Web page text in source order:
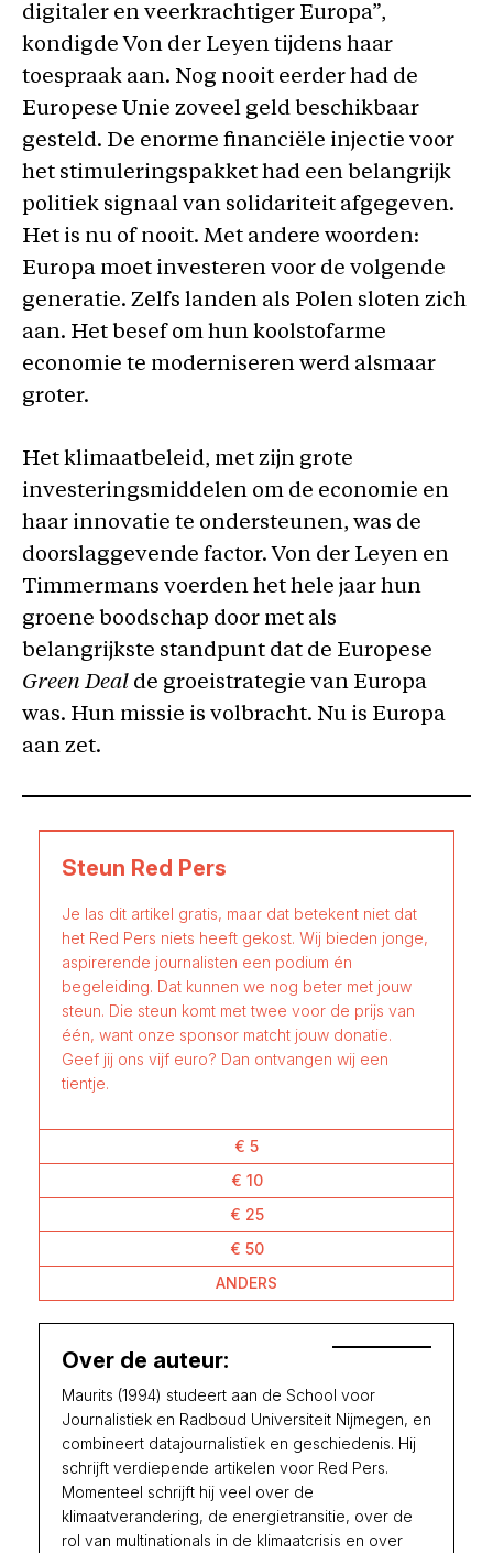
digitaler en veerkrachtiger Europa”,
kondigde Von der Leyen tijdens haar
toespraak aan. Nog nooit eerder had de
Europese Unie zoveel geld beschikbaar
gesteld. De enorme financiële injectie voor
het stimuleringspakket had een belangrijk
politiek signaal van solidariteit afgegeven.
Het is nu of nooit. Met andere woorden:
Europa moet investeren voor de volgende
generatie. Zelfs landen als Polen sloten zich
aan. Het besef om hun koolstofarme
economie te moderniseren werd alsmaar
groter.
Het klimaatbeleid, met zijn grote
investeringsmiddelen om de economie en
haar innovatie te ondersteunen, was de
doorslaggevende factor. Von der Leyen en
Timmermans voerden het hele jaar hun
groene boodschap door met als
belangrijkste standpunt dat de Europese
Green Deal de groeistrategie van Europa
was. Hun missie is volbracht. Nu is Europa
aan zet.
Steun Red Pers
Je las dit artikel gratis, maar dat betekent niet dat
het Red Pers niets heeft gekost. Wij bieden jonge,
aspirerende journalisten een podium én
begeleiding. Dat kunnen we nog beter met jouw
steun. Die steun komt met twee voor de prijs van
één, want onze sponsor matcht jouw donatie.
Geef jij ons vijf euro? Dan ontvangen wij een
tientje.
€ 5
€ 10
€ 25
€ 50
ANDERS
Over de auteur:
Maurits (1994) studeert aan de School voor
Journalistiek en Radboud Universiteit Nijmegen, en
combineert datajournalistiek en geschiedenis. Hij
schrijft verdiepende artikelen voor Red Pers.
Momenteel schrijft hij veel over de
klimaatverandering, de energietransitie, over de
rol van multinationals in de klimaatcrisis en over